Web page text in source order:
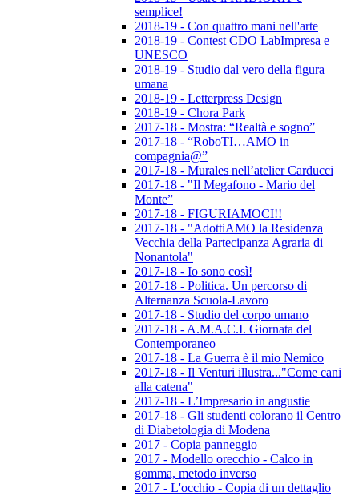
semplice!
2018-19 - Con quattro mani nell'arte
2018-19 - Contest CDO LabImpresa e
UNESCO
2018-19 - Studio dal vero della figura
umana
2018-19 - Letterpress Design
2018-19 - Chora Park
2017-18 - Mostra: “Realtà e sogno”
2017-18 - “RoboTI…AMO in
compagnia@”
2017-18 - Murales nell’atelier Carducci
2017-18 - "Il Megafono - Mario del
Monte”
2017-18 - FIGURIAMOCI!!
2017-18 - "AdottiAMO la Residenza
Vecchia della Partecipanza Agraria di
Nonantola"
2017-18 - Io sono così!
2017-18 - Politica. Un percorso di
Alternanza Scuola-Lavoro
2017-18 - Studio del corpo umano
2017-18 - A.M.A.C.I. Giornata del
Contemporaneo
2017-18 - La Guerra è il mio Nemico
2017-18 - Il Venturi illustra..."Come cani
alla catena"
2017-18 - L’Impresario in angustie
2017-18 - Gli studenti colorano il Centro
di Diabetologia di Modena
2017 - Copia panneggio
2017 - Modello orecchio - Calco in
gomma, metodo inverso
2017 - L'occhio - Copia di un dettaglio